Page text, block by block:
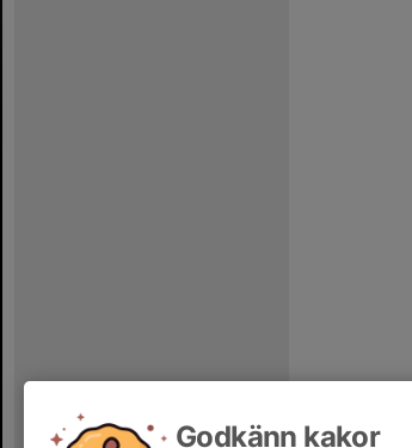
Godkänn kakor